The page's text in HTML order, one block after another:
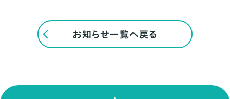
お知らせ一覧へ戻る